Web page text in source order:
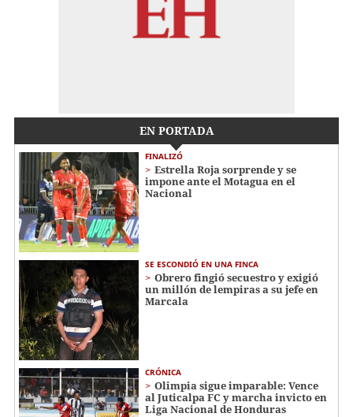
EN PORTADA
FINALIZÓ
Estrella Roja sorprende y se
impone ante el Motagua en el
Nacional
SE ESCONDIÓ EN UNA FINCA
Obrero fingió secuestro y exigió
un millón de lempiras a su jefe en
Marcala
CRÓNICA
Olimpia sigue imparable: Vence
al Juticalpa FC y marcha invicto en
Liga Nacional de Honduras